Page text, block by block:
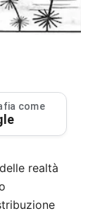
come
realtà